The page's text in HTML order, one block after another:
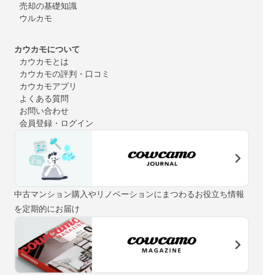
売却の基礎知識
ウルカモ
カウカモについて
カウカモとは
カウカモの評判・口コミ
カウカモアプリ
よくある質問
お問い合わせ
会員登録・ログイン
中古マンション購入やリノベーションにまつわるお役立ち情報
を定期的にお届け